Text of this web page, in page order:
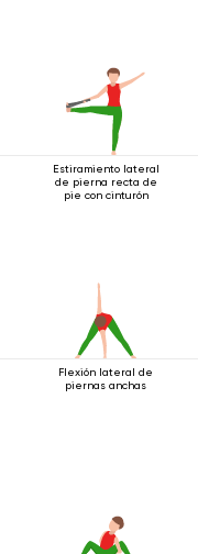
Estiramiento lateral
de pierna recta de
pie con cinturón
Flexión lateral de
piernas anchas